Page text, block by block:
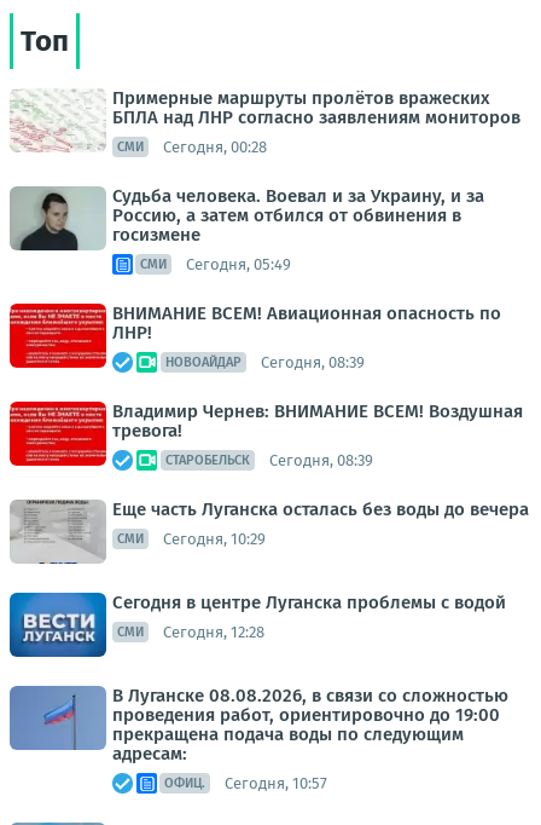
Топ
Примерные маршруты пролётов вражеских
БПЛА над ЛНР согласно заявлениям мониторов
СМИ Сегодня, 00:28
Судьба человека. Воевал и за Украину, и за
Россию, а затем отбился от обвинения в
госизмене
СМИ Сегодня, 05:49
ВНИМАНИЕ ВСЕМ! Авиационная опасность по
ЛНР!
НОВОАЙДАР Сегодня, 08:39
Владимир Чернев: ВНИМАНИЕ ВСЕМ! Воздушная
тревога!
СТАРОБЕЛЬСК Сегодня, 08:39
Еще часть Луганска осталась без воды до вечера
СМИ Сегодня, 10:29
Сегодня в центре Луганска проблемы с водой
СМИ Сегодня, 12:28
В Луганске 08.08.2026, в связи со сложностью
проведения работ, ориентировочно до 19:00
прекращена подача воды по следующим
адресам:
ОФИЦ. Сегодня, 10:57